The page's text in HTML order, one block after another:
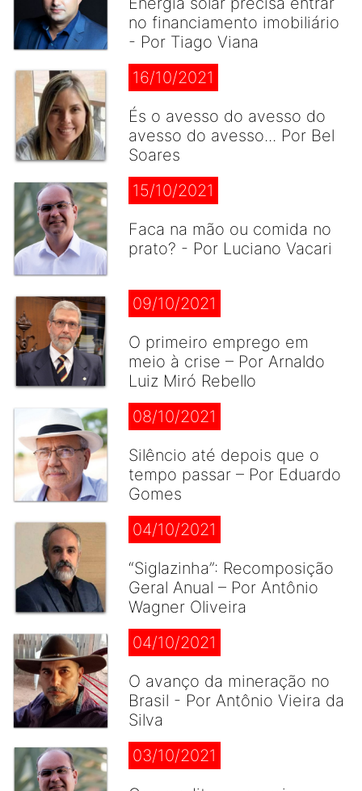
no financiamento imobiliário
- Por Tiago Viana
16/10/2021
És o avesso do avesso do
avesso do avesso... Por Bel
Soares
15/10/2021
Faca na mão ou comida no
prato? - Por Luciano Vacari
09/10/2021
O primeiro emprego em
meio à crise – Por Arnaldo
Luiz Miró Rebello
08/10/2021
Silêncio até depois que o
tempo passar – Por Eduardo
Gomes
04/10/2021
“Siglazinha”: Recomposição
Geral Anual – Por Antônio
Wagner Oliveira
04/10/2021
O avanço da mineração no
Brasil - Por Antônio Vieira da
Silva
03/10/2021